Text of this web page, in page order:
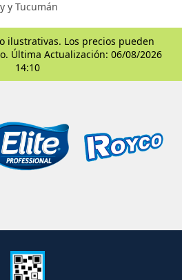
y Tucumán
ilustrativas. Los precios pueden
Última Actualización: 06/08/2026
14:10